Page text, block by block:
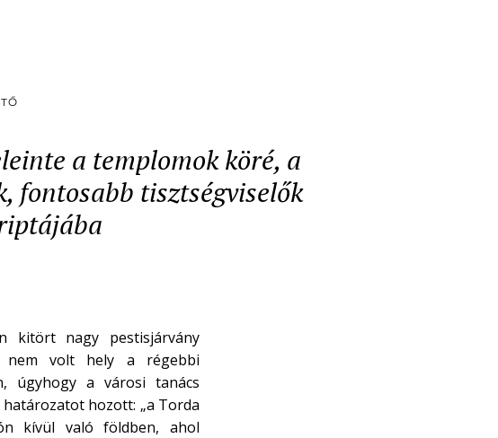
a templomok köré, a
fontosabb tisztségviselők
kitört nagy pestisjárvány
nem volt hely a régebbi
úgyhogy a városi tanács
határozatot hozott: „a Torda
kívül való földben, ahol